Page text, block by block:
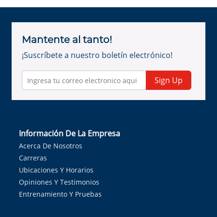
Mantente al tanto!
¡Suscríbete a nuestro boletín electrónico!
Sign Up
Información De La Empresa
Acerca De Nosotros
Carreras
Ubicaciones Y Horarios
Opiniones Y Testimonios
Entrenamiento Y Pruebas